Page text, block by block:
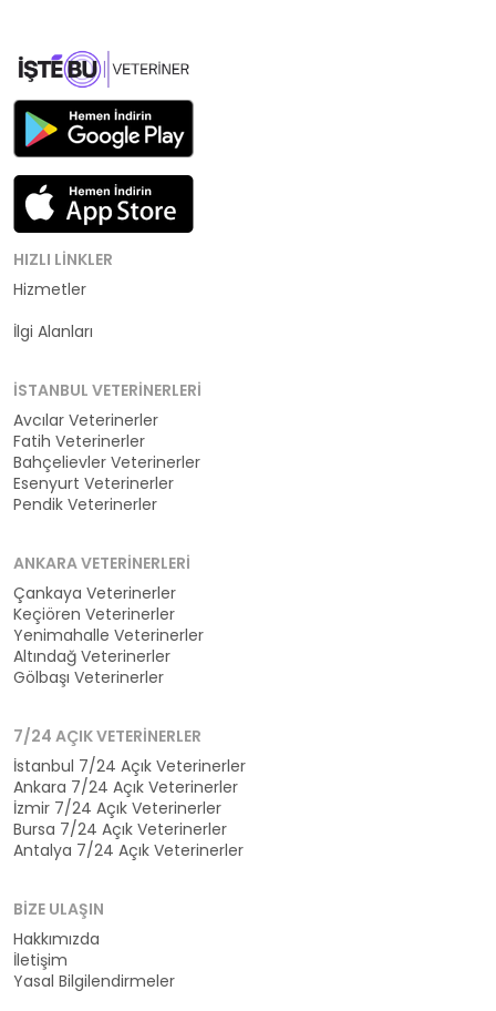
HIZLI LINKLER
Hizmetler
İlgi Alanları
İSTANBUL VETERINERLERI
Avcılar Veterinerler
Fatih Veterinerler
Bahçelievler Veterinerler
Esenyurt Veterinerler
Pendik Veterinerler
ANKARA VETERINERLERI
Çankaya Veterinerler
Keçiören Veterinerler
Yenimahalle Veterinerler
Altındağ Veterinerler
Gölbaşı Veterinerler
7/24 AÇIK VETERINERLER
İstanbul 7/24 Açık Veterinerler
Ankara 7/24 Açık Veterinerler
İzmir 7/24 Açık Veterinerler
Bursa 7/24 Açık Veterinerler
Antalya 7/24 Açık Veterinerler
BIZE ULAŞIN
Hakkımızda
İletişim
Yasal Bilgilendirmeler